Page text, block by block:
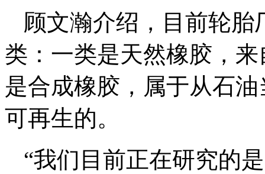
顾文瀚介绍，目前轮
类：一类是天然橡胶，
是合成橡胶，属于从石
可再生的。
“我们目前正在研究的